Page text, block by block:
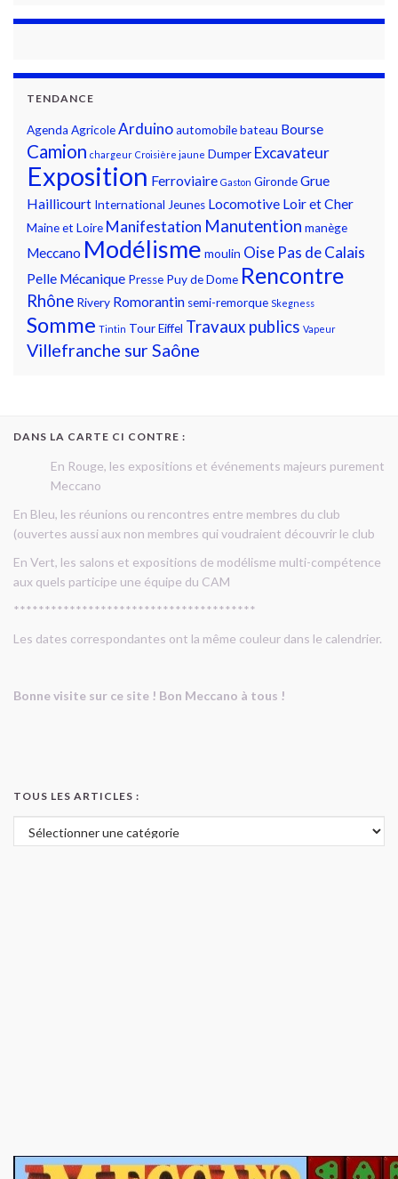
TENDANCE
Agenda AgricoleArduinoautomobilebateau Bourse
Camion chargeur Croisière jaune Dumper Excavateur
Exposition Ferroviaire Gaston GirondeGrue
Haillicourt International Jeunes Locomotive Loir et Cher
Maine et Loire Manifestation Manutention manège
Meccano Modélisme moulin Oise Pas de Calais
Pelle Mécanique Presse Puy de Dome Rencontre
Rhône Rivery Romorantin semi-remorque Skegness
Somme Tintin Tour Eiffel Travaux publics Vapeur
Villefranche sur Saône
DANS LA CARTE CI CONTRE :
En Rouge, les expositions et événements majeurs purement
Meccano
En Bleu, les réunions ou rencontres entre membres du club
(ouvertes aussi aux non membres qui voudraient découvrir le club
En Vert, les salons et expositions de modélisme multi-compétence
aux quels participe une équipe du CAM
***************************************
Les dates correspondantes ont la même couleur dans le calendrier.
Bonne visite sur ce site ! Bon Meccano à tous !
TOUS LES ARTICLES :
Tous les articles :